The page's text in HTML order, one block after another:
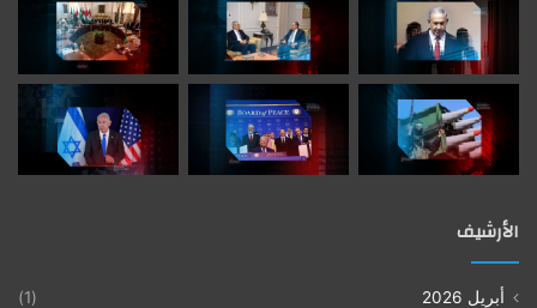
الأرشيف
أبريل 2026
(1)